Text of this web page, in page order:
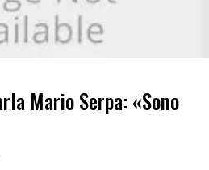
Mario Serpa: «Sono